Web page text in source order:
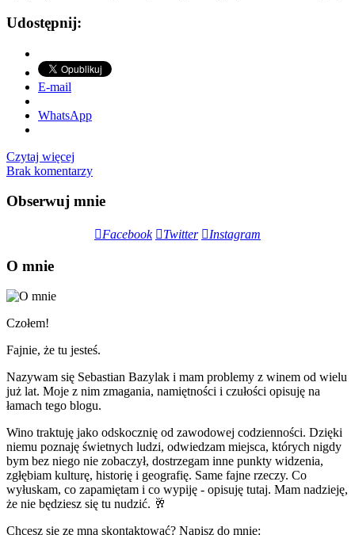
Udostępnij:
E-mail
WhatsApp
Czytaj więcej
Brak komentarzy
Obserwuj mnie
Facebook Twitter Instagram
O mnie
Czołem!
Fajnie, że tu jesteś.
Nazywam się Sebastian Bazylak i mam problemy z winem od wielu
już lat. Moje z nim zmagania, namiętności i czułości opisuję na
łamach tego blogu.
Wino traktuję jako odskocznię od zawodowej codzienności. Dzięki
niemu poznaję świetnych ludzi, odwiedzam miejsca, których nigdy
bym bez niego nie zobaczył, dostrzegam inne punkty widzenia,
zgłębiam kulturę, historię i geografię. Same fajne rzeczy. Co
wyłuskam, co zapamiętam i co wypiję - opisuję tutaj. Mam nadzieję,
że nie będziesz się tu nudzić. 🥂
Chcesz się ze mną skontaktować? Napisz do mnie: